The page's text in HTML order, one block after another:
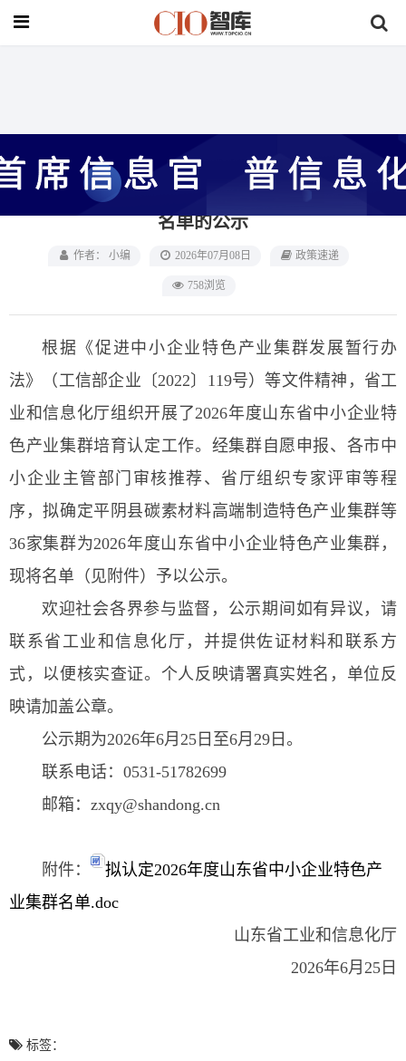
首页>政策速递
关于2026年度山东省中小企业特色产业集群
名单的公示
作者： 小编 2026年07月08日 政策速递
758浏览
根据《促进中小企业特色产业集群发展暂行办
法》（工信部企业〔2022〕119号）等文件精神，省工
业和信息化厅组织开展了2026年度山东省中小企业特
色产业集群培育认定工作。经集群自愿申报、各市中
小企业主管部门审核推荐、省厅组织专家评审等程
序，拟确定平阴县碳素材料高端制造特色产业集群等
36家集群为2026年度山东省中小企业特色产业集群，
现将名单（见附件）予以公示。
欢迎社会各界参与监督，公示期间如有异议，请
联系省工业和信息化厅，并提供佐证材料和联系方
式，以便核实查证。个人反映请署真实姓名，单位反
映请加盖公章。
公示期为2026年6月25日至6月29日。
联系电话：0531-51782699
邮箱：zxqy@shandong.cn
附件：
拟认定2026年度山东省中小企业特色产
业集群名单.doc
山东省工业和信息化厅
2026年6月25日
标签：